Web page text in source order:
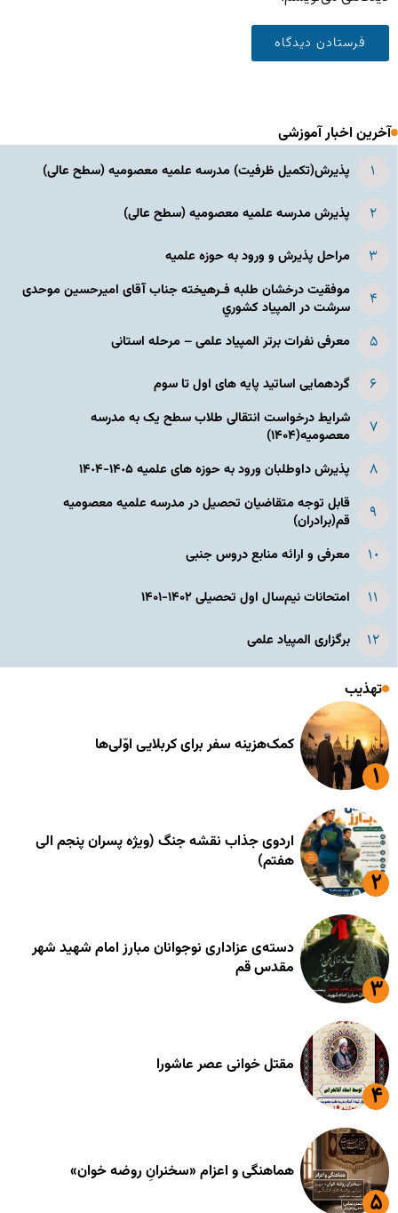
آخرین اخبار آموزشی
پذیرش(تکمیل ظرفیت) مدرسه علمیه معصومیه‌ (سطح عالی)
پذیرش مدرسه علمیه معصومیه‌ (سطح عالی)
مراحل پذیرش و ورود به حوزه علمیه
موفقیت درخشان طلبه فـرهیخته جناب آقای امیرحسین موحدی
سرشت در المپياد كشوري
معرفی نفرات برتر المپیاد علمی – مرحله استانی
گردهمایی اساتید پایه های اول تا سوم
شرایط درخواست انتقالی طلاب سطح یک به مدرسه
معصومیه(۱۴۰۴)
پذیرش داوطلبان ورود به حوزه های علمیه ١۴٠۵-١۴٠۴
قابل توجه متقاضیان تحصیل در مدرسه علمیه معصومیه
قم(برادران)
معرفی و ارائه منابع دروس جنبی
امتحانات نیم‌سال اول تحصیلی ۱۴۰۲-۱۴۰۱
برگزاری المپیاد علمی
تهذیب
کمک‌هزینه سفر برای کربلایی اوّلی‌ها
اردوی جذاب نقشه جنگ (ویژه پسران پنجم الی
هفتم)
دسته‌ی عزاداری نوجوانان مبارز امام شهید شهر
مقدس قم
مقتل خوانی عصر عاشورا
هماهنگی و اعزام «سخنرانِ روضه خوان»